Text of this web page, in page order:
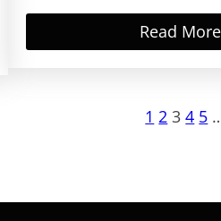
Read More
1 2 3 4 5